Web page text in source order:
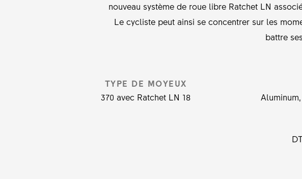
nouveau système de roue libre Ratchet LN
Le cycliste peut ainsi se concentrer sur les
battre
TYPE DE MOYEUX
370 avec Ratchet LN 18